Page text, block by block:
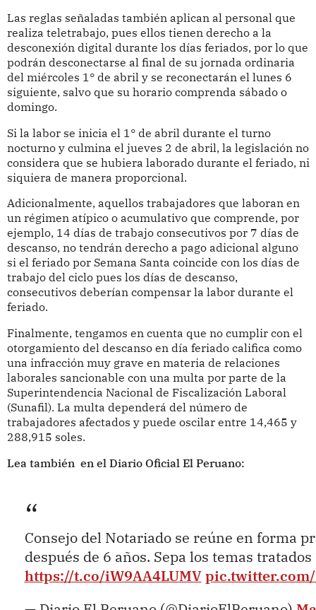
Las reglas señaladas también aplican al personal que
realiza teletrabajo, pues ellos tienen derecho a la
desconexión digital durante los días feriados, por lo que
podrán desconectarse al final de su jornada ordinaria
del miércoles 1° de abril y se reconectarán el lunes 6
siguiente, salvo que su horario comprenda sábado o
domingo.
Si la labor se inicia el 1° de abril durante el turno
nocturno y culmina el jueves 2 de abril, la legislación no
considera que se hubiera laborado durante el feriado, ni
siquiera de manera proporcional.
Adicionalmente, aquellos trabajadores que laboran en
un régimen atípico o acumulativo que comprende, por
ejemplo, 14 días de trabajo consecutivos por 7 días de
descanso, no tendrán derecho a pago adicional alguno
si el feriado por Semana Santa coincide con los días de
trabajo del ciclo pues los días de descanso,
consecutivos deberían compensar la labor durante el
feriado.
Finalmente, tengamos en cuenta que no cumplir con el
otorgamiento del descanso en día feriado califica como
una infracción muy grave en materia de relaciones
laborales sancionable con una multa por parte de la
Superintendencia Nacional de Fiscalización Laboral
(Sunafil). La multa dependerá del número de
trabajadores afectados y puede oscilar entre 14,465 y
288,915 soles.
Lea también en el Diario Oficial El Peruano:
Consejo del Notariado se reúne en forma
después de 6 años. Sepa los temas tratados
https://t.co/iW9AA4LUMV pic.twitter.com/